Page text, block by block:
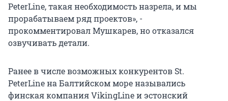
PeterLine, такая необходимость назрела, и мы
прорабатываем ряд проектов», -
прокомментировал Мушкарев, но отказался
озвучивать детали.
Ранее в числе возможных конкурентов St.
PeterLine на Балтийском море назывались
финская компания VikingLine и эстонский